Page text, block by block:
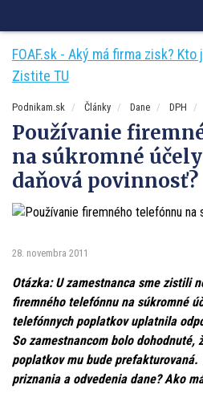
FOAF.sk - Aký má firma zisk?
Zistite TU
Podnikam.sk Články Dane DPH
Používanie
na súkromné
daňová povinnosť?
28. novembra 2011
Otázka: U zamestnanca sme zistili
firemného telefónnu na súkromné
telefónnych poplatkov uplatnila
So zamestnancom bolo dohodnuté,
poplatkov mu bude prefakturovaná.
priznania a odvedenia dane? Ako